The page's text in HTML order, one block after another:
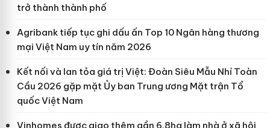
trở thành thành phố
Agribank tiếp tục ghi dấu ấn Top 10 Ngân hàng thương
mại Việt Nam uy tín năm 2026
Kết nối và lan tỏa giá trị Việt: Đoàn Siêu Mẫu Nhí Toàn
Cầu 2026 gặp mặt Ủy ban Trung ương Mặt trận Tổ
quốc Việt Nam
Vinhomes được giao thêm gần 6,8ha làm nhà ở xã hội